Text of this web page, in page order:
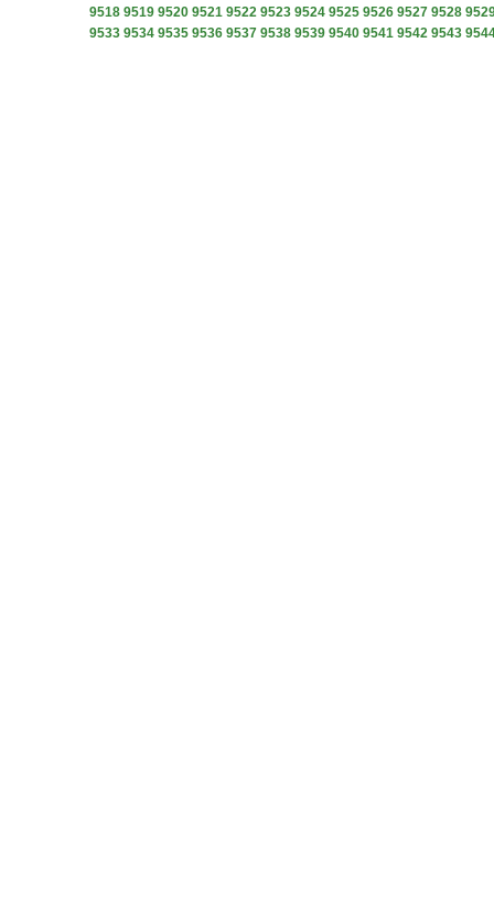
9518 9519 9520 9521 9522 9523 9524 9525 9526 9527 9528
9533 9534 9535 9536 9537 9538 9539 9540 9541 9542 9543